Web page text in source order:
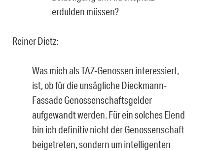
erdulden müssen?
Reiner Dietz:
Was mich als TAZ-Genossen interessiert,
ist, ob für die unsägliche Dieckmann-
Fassade Genossenschaftsgelder
aufgewandt werden. Für ein solches Elend
bin ich definitiv nicht der Genossenschaft
beigetreten, sondern um intelligenten